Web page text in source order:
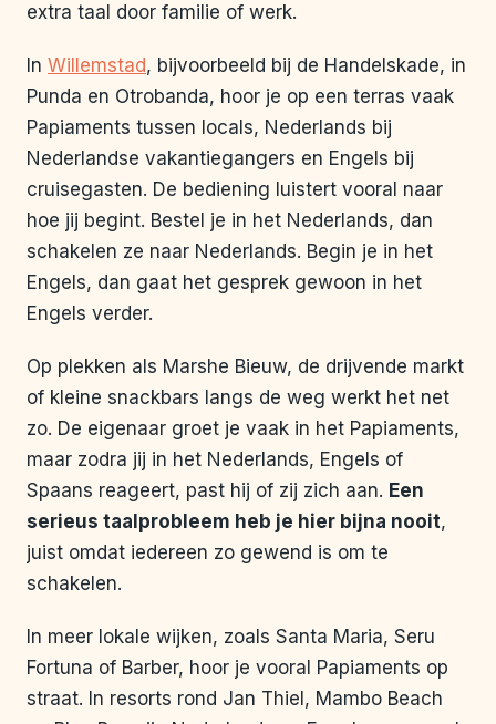
extra taal door familie of werk.
In Willemstad, bijvoorbeeld bij de Handelskade, in
Punda en Otrobanda, hoor je op een terras vaak
Papiaments tussen locals, Nederlands bij
Nederlandse vakantiegangers en Engels bij
cruisegasten. De bediening luistert vooral naar
hoe jij begint. Bestel je in het Nederlands, dan
schakelen ze naar Nederlands. Begin je in het
Engels, dan gaat het gesprek gewoon in het
Engels verder.
Op plekken als Marshe Bieuw, de drijvende markt
of kleine snackbars langs de weg werkt het net
zo. De eigenaar groet je vaak in het Papiaments,
maar zodra jij in het Nederlands, Engels of
Spaans reageert, past hij of zij zich aan. Een
serieus taalprobleem heb je hier bijna nooit,
juist omdat iedereen zo gewend is om te
schakelen.
In meer lokale wijken, zoals Santa Maria, Seru
Fortuna of Barber, hoor je vooral Papiaments op
straat. In resorts rond Jan Thiel, Mambo Beach